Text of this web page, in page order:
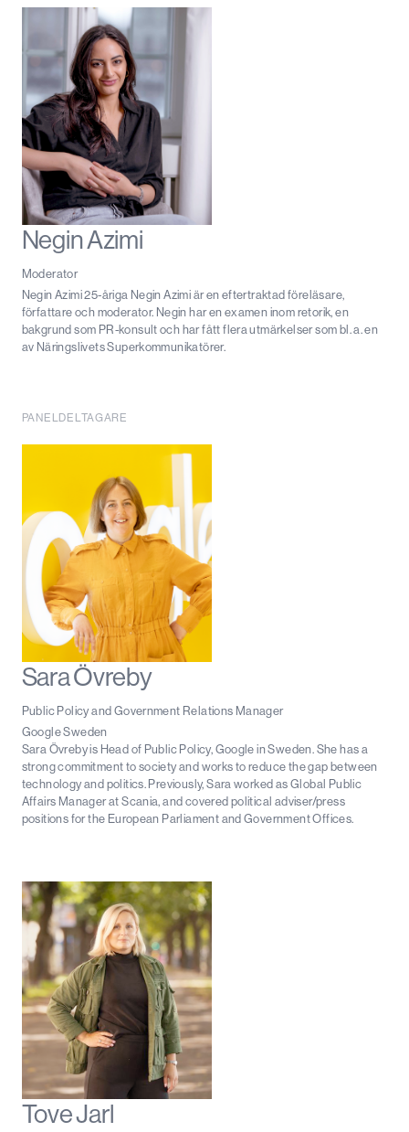
Negin Azimi
Moderator
Negin Azimi 25-åriga Negin Azimi är en eftertraktad föreläsare,
författare och moderator. Negin har en examen inom retorik, en
bakgrund som PR-konsult och har fått flera utmärkelser som bl. a. en
av Näringslivets Superkommunikatörer.
PANELDELTAGARE
Sara Övreby
Public Policy and Government Relations Manager
Google Sweden
Sara Övreby is Head of Public Policy, Google in Sweden. She has a
strong commitment to society and works to reduce the gap between
technology and politics. Previously, Sara worked as Global Public
Affairs Manager at Scania, and covered political adviser/press
positions for the European Parliament and Government Offices.
Tove Jarl